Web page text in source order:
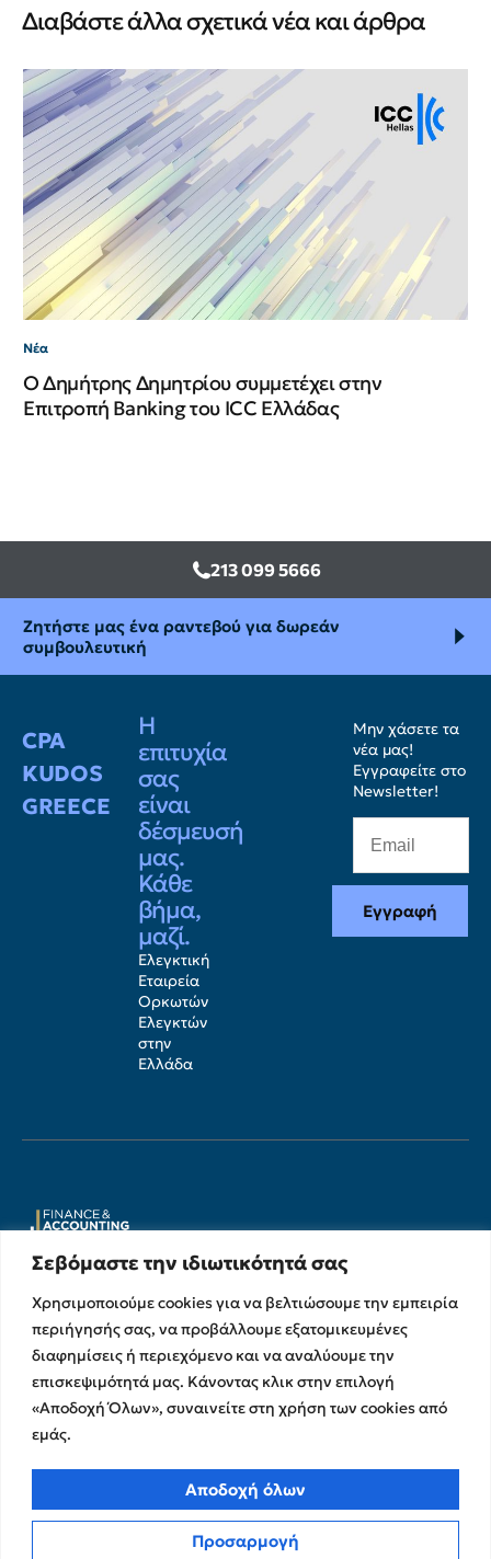
Σεβόμαστε την ιδιωτικότητά σας
Χρησιμοποιούμε cookies για να βελτιώσουμε την εμπειρία
περιήγησής σας, να προβάλλουμε εξατομικευμένες
διαφημίσεις ή περιεχόμενο και να αναλύουμε την
επισκεψιμότητά μας. Κάνοντας κλικ στην επιλογή
«Αποδοχή Όλων», συναινείτε στη χρήση των cookies από
εμάς.
Προσαρμογή
Αποδοχή όλων
Διαβάστε άλλα σχετικά νέα και άρθρα
Νέα
Ο Δημήτρης Δημητρίου συμμετέχει στην
Επιτροπή Banking του ICC Ελλάδας
213 099 5666
Ζητήστε μας ένα ραντεβού για δωρεάν
συμβουλευτική
CPA
KUDOS
GREECE
Η
επιτυχία
σας
είναι
δέσμευσή
μας.
Κάθε
βήμα,
μαζί.
Ελεγκτική
Εταιρεία
Ορκωτών
Ελεγκτών
στην
Ελλάδα
Μην χάσετε τα
νέα μας!
Εγγραφείτε στο
Newsletter!
Εγγραφή
Υπηρεσίες
Υπηρεσίες Ελέγχου &
Διασφάλισης
Χρηματοικοικονομικές &
Συμβουλευτικές Υπηρεσίες
Λογιστικές & Φορολογικές
Υπηρεσίες
Σχετικά με εμάς
Ο Όμιλος
Η Ομάδα μας
Ευκαιρίες Καριέρας
Memberships
Εκθέσεις Διαφάνειας
Επικοινωνία